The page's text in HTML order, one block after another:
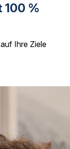
100 %
Ihre Ziele